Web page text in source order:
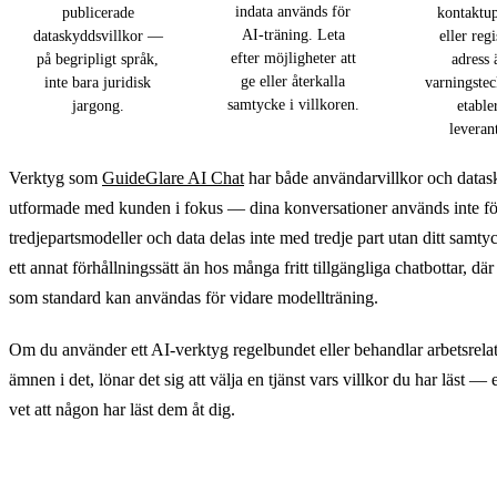
publicerade
dataskyddsvillkor —
på begripligt språk,
inte bara juridisk
jargong.
indata används för
AI-träning. Leta
efter möjligheter att
ge eller återkalla
samtycke i villkoren.
eller
adress
Verktyg som GuideGlare AI Chat har både användarvillkor och
utformade med kunden i fokus — dina konversationer används inte
tredjepartsmodeller och data delas inte med tredje part utan ditt
ett annat förhållningssätt än hos många fritt tillgängliga chatbottar,
som standard kan användas för vidare modellträning.
Om du använder ett AI-verktyg regelbundet eller behandlar
ämnen i det, lönar det sig att välja en tjänst vars villkor du har läst —
vet att någon har läst dem åt dig.